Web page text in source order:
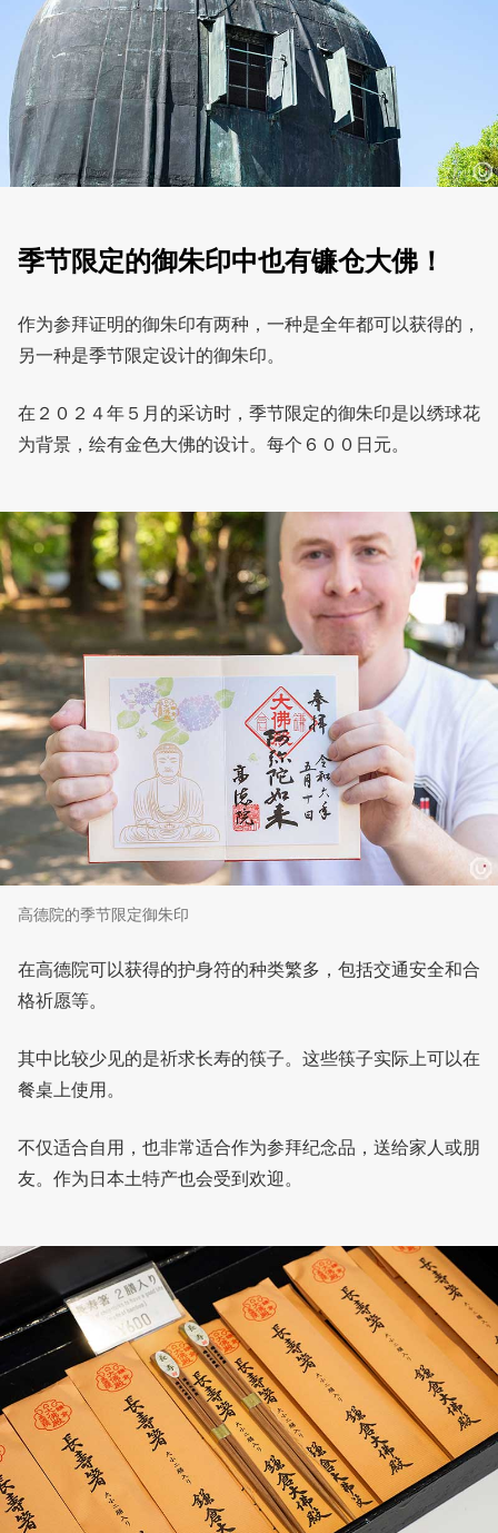
季节限定的御朱印中也有镰仓大佛！
作为参拜证明的御朱印有两种，一种是全年都可以获得的，
另一种是季节限定设计的御朱印。
在２０２４年５月的采访时，季节限定的御朱印是以绣球花
为背景，绘有金色大佛的设计。每个６００日元。
高德院的季节限定御朱印
在高德院可以获得的护身符的种类繁多，包括交通安全和合
格祈愿等。
其中比较少见的是祈求长寿的筷子。这些筷子实际上可以在
餐桌上使用。
不仅适合自用，也非常适合作为参拜纪念品，送给家人或朋
友。作为日本土特产也会受到欢迎。